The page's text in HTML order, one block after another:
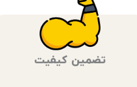
تضمین کیفیت